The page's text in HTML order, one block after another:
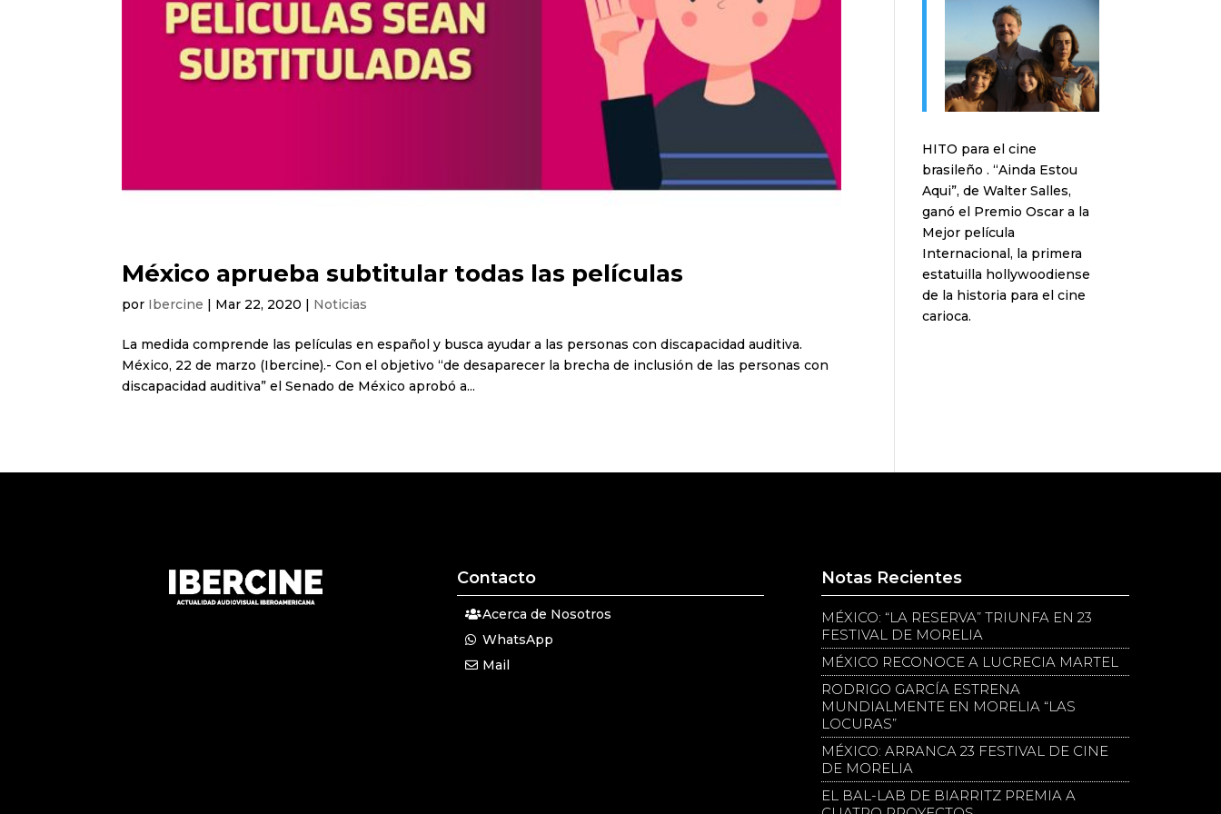
México aprueba subtitular todas las películas
por Ibercine | Mar 22, 2020 | Noticias
La medida comprende las películas en español y busca ayudar a las personas con discapacidad auditiva.
México, 22 de marzo (Ibercine).- Con el objetivo “de desaparecer la brecha de inclusión de las personas con
discapacidad auditiva” el Senado de México aprobó a...
HITO para el cine
brasileño . “Ainda Estou
Aqui”, de Walter Salles,
ganó el Premio Oscar a la
Mejor película
Internacional, la primera
estatuilla hollywoodiense
de la historia para el cine
carioca.
Contacto
Acerca de Nosotros
WhatsApp
Mail
Notas Recientes
MÉXICO: “LA RESERVA” TRIUNFA EN 23
FESTIVAL DE MORELIA
MÉXICO RECONOCE A LUCRECIA MARTEL
RODRIGO GARCÍA ESTRENA
MUNDIALMENTE EN MORELIA “LAS
LOCURAS”
MÉXICO: ARRANCA 23 FESTIVAL DE CINE
DE MORELIA
EL BAL-LAB DE BIARRITZ PREMIA A